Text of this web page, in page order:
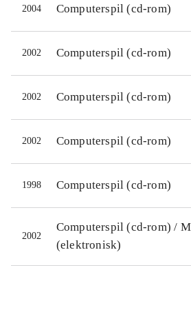
hver aktivitet skal løses.
som ved de tidligere
og farvestrålende og med kun
kommentarer. De 9 sange på
rom'en kan desuden afspilles i
almindelig cd-afspiller. Der er
mange timers underholdning
fra 3 år og helt op til omkring
2004 Computerspil (cd-rom)
2002 Computerspil (cd-rom)
2002 Computerspil (cd-rom)
2002 Computerspil (cd-rom)
1998 Computerspil (cd-rom)
2002
Computerspil (cd-rom) /
(elektronisk)